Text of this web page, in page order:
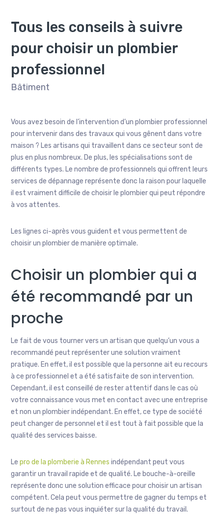
Tous les conseils à suivre
pour choisir un plombier
professionnel
Bâtiment
Vous avez besoin de l’intervention d’un plombier professionnel
pour intervenir dans des travaux qui vous gênent dans votre
maison ? Les artisans qui travaillent dans ce secteur sont de
plus en plus nombreux. De plus, les spécialisations sont de
différents types. Le nombre de professionnels qui offrent leurs
services de dépannage représente donc la raison pour laquelle
il est vraiment difficile de choisir le plombier qui peut répondre
à vos attentes.
Les lignes ci-après vous guident et vous permettent de
choisir un plombier de manière optimale.
Choisir un plombier qui a
été recommandé par un
proche
Le fait de vous tourner vers un artisan que quelqu’un vous a
recommandé peut représenter une solution vraiment
pratique. En effet, il est possible que la personne ait eu recours
à ce professionnel et a été satisfaite de son intervention.
Cependant, il est conseillé de rester attentif dans le cas où
votre connaissance vous met en contact avec une entreprise
et non un plombier indépendant. En effet, ce type de société
peut changer de personnel et il est tout à fait possible que la
qualité des services baisse.
Lepro de la plomberie à Rennes indépendant peut vous
garantir un travail rapide et de qualité. Le bouche-à-oreille
représente donc une solution efficace pour choisir un artisan
compétent. Cela peut vous permettre de gagner du temps et
surtout de ne pas vous inquiéter sur la qualité du travail.